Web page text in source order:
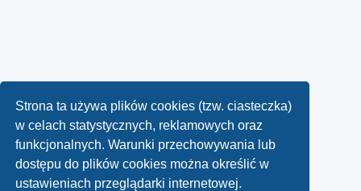
Strona ta używa plików cookies (tzw. ciasteczka)
w celach statystycznych, reklamowych oraz
funkcjonalnych. Warunki przechowywania lub
dostępu do plików cookies można określić w
ustawieniach przeglądarki internetowej.